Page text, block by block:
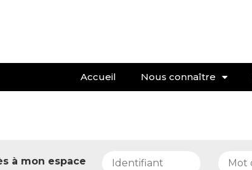
Accueil Nous connaître
à mon espace